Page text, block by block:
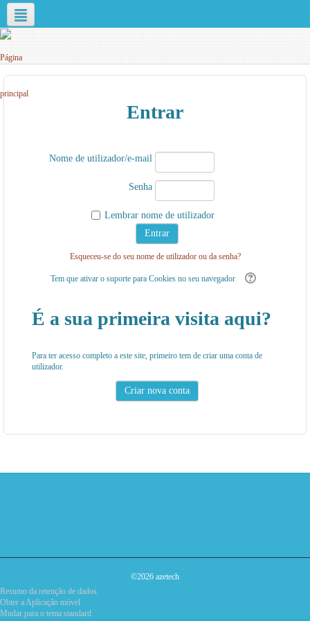
Entrar
Nome de utilizador/e-mail
Senha
Lembrar nome de utilizador
Esqueceu-se do seu nome de utilizador ou da senha?
Tem que ativar o suporte para Cookies no seu navegador
É a sua primeira visita aqui?
Para ter acesso completo a este site, primeiro tem de criar uma conta de
utilizador.
©2026 azetech
Resumo da retenção de dados
Obter a Aplicação móvel
Mudar para o tema standard